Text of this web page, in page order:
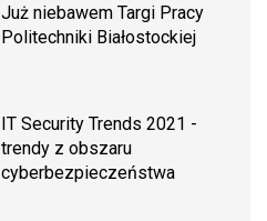
Już niebawem Targi Pracy
Politechniki Białostockiej
IT Security Trends 2021 -
trendy z obszaru
cyberbezpieczeństwa